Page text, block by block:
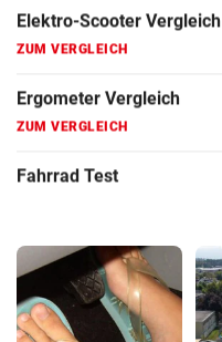
ZUM VERGLEICH
ZUM VERGLEICH
ZUM VERGLEICH